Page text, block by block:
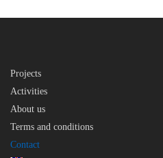
Projects
Activities
About us
Terms and conditions
Contact